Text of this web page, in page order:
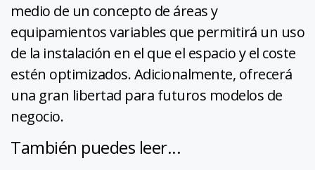
medio de un concepto de áreas y
equipamientos variables que permitirá un uso
de la instalación en el que el espacio y el coste
estén optimizados. Adicionalmente, ofrecerá
una gran libertad para futuros modelos de
negocio.
También puedes leer...